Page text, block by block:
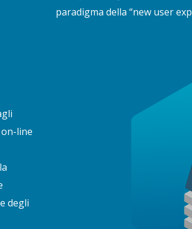
paradigma della “new user
line
degli